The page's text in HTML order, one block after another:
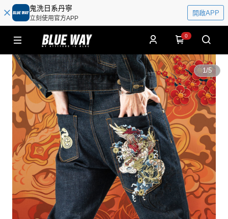
鬼洗日系丹寧
立刻使用官方APP
開啟APP
0
1/5